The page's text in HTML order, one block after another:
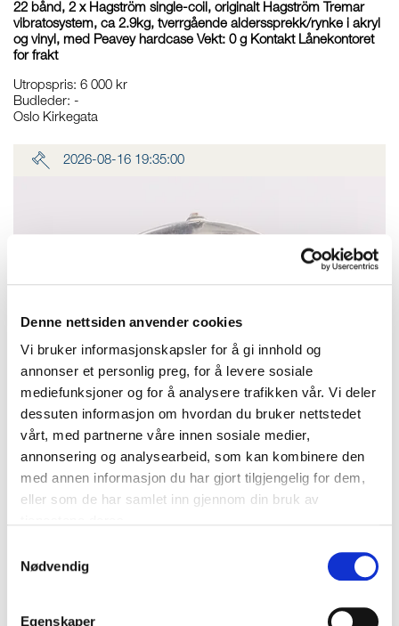
Denne nettsiden anvender cookies
Vi bruker informasjonskapsler for å gi innhold og
annonser et personlig preg, for å levere sosiale
mediefunksjoner og for å analysere trafikken vår. Vi deler
dessuten informasjon om hvordan du bruker nettstedet
vårt, med partnerne våre innen sosiale medier,
annonsering og analysearbeid, som kan kombinere den
med annen informasjon du har gjort tilgjengelig for dem,
eller som de har samlet inn gjennom din bruk av
Nødvendig
Egenskaper
22 bånd, 2 x Hagström single-coil, originalt Hagström Tremar
vibratosystem, ca 2.9kg, tverrgående alderssprekk/rynke i akryl
og vinyl, med Peavey hardcase Vekt: 0 g Kontakt Lånekontoret
for frakt
Utropspris: 6 000 kr
Budleder: -
Oslo Kirkegata
2026-08-16 19:35:00
Anheng/Brosje med mynt, 2 kroner år 1913, 830S (mynten er
800S), bruttovekt 24,3g Vekt: 0 g Kontakt Lånekontoret for frakt